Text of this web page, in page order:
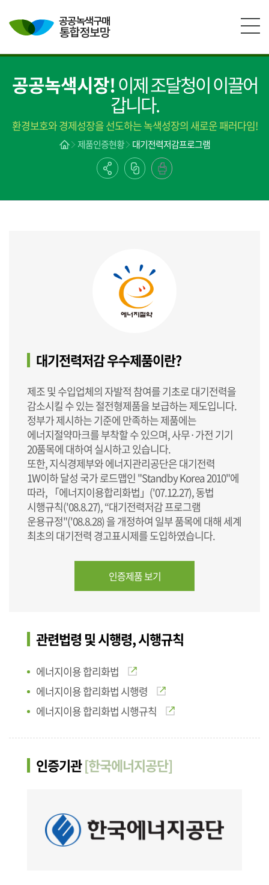
공공녹색시장!이제 조달청이 이끌어
갑니다.
환경보호와 경제성장을 선도하는 녹색성장의 새로운 패러다임!
제품인증현황 대기전력저감프로그램
대기전력저감 우수제품이란?
제조 및 수입업체의 자발적 참여를 기초로 대기전력을
감소시킬 수 있는 절전형제품을 보급하는 제도입니다.
정부가 제시하는 기준에 만족하는 제품에는
에너지절약마크를 부착할 수 있으며, 사무·가전 기기
20품목에 대하여 실시하고 있습니다.
또한, 지식경제부와 에너지관리공단은 대기전력
1W이하 달성 국가 로드맵인 "Standby Korea 2010"에
따라, 「에너지이용합리화법」('07.12.27), 동법
시행규칙('08.8.27), “대기전력저감 프로그램
운용규정"('08.8.28) 을 개정하여 일부 품목에 대해 세계
최초의 대기전력 경고표시제를 도입하였습니다.
인증제품 보기
관련법령 및 시행령, 시행규칙
에너지이용 합리화법
에너지이용 합리화법 시행령
에너지이용 합리화법 시행규칙
인증기관[한국에너지공단]